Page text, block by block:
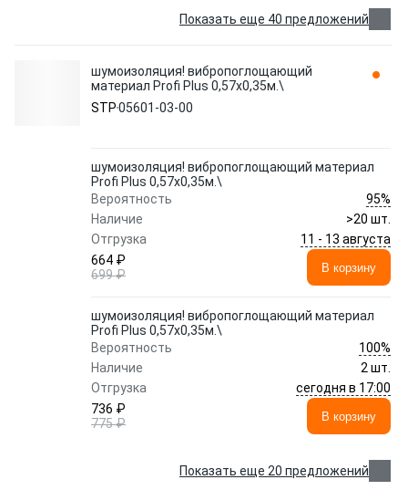
Показать еще 40 предложений
шумоизоляция! вибропоглощающий
материал Profi Plus 0,57х0,35м.\
STP05601-03-00
шумоизоляция! вибропоглощающий материал
Profi Plus 0,57х0,35м.\
Вероятность
95%
Наличие
>20 шт.
Отгрузка
11 - 13 августа
664 ₽
699 ₽
В корзину
шумоизоляция! вибропоглощающий материал
Profi Plus 0,57х0,35м.\
Вероятность
100%
Наличие
2 шт.
Отгрузка
сегодня в 17:00
736 ₽
775 ₽
В корзину
Показать еще 20 предложений